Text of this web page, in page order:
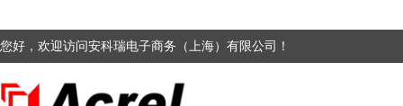
您好，欢迎访问安科瑞电子商务（上海）有限公司！